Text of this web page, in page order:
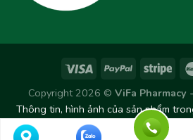
Copyright 2026 © ViFa Pharmacy
Thông tin, hình ảnh của sản phẩm
chất tham khảo. Sản phẩm thực tế có